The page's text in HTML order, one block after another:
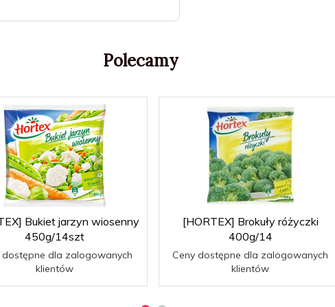
Polecamy
Bukiet jarzyn wiosenny
450g/14szt
dostępne dla zalogowanych
klientów
[HORTEX] Brokuły różyczki
400g/14
Ceny dostępne dla zalogowanych
klientów